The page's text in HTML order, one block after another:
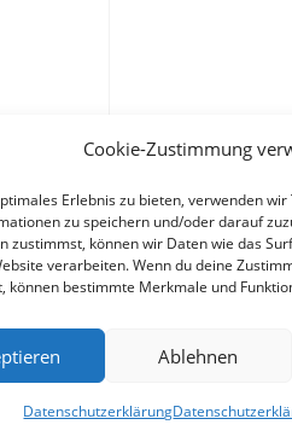
Cookie-Zustimmung
Erlebnis zu bieten, verwenden
zu speichern und/oder darauf
zustimmst, können wir Daten wie das
verarbeiten. Wenn du deine
können bestimmte Merkmale und
Ablehnen
Datenschutzerklärung
Sie uns Bitte